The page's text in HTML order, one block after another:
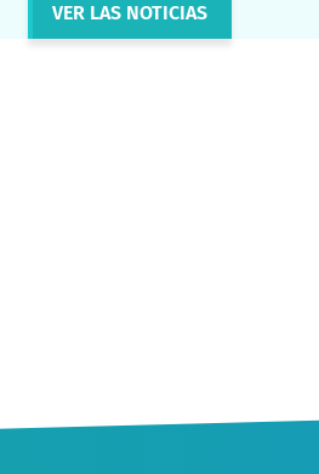
VER LAS NOTICIAS